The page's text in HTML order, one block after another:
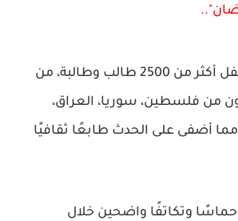
وقد شارك في الحفل أكثر من 2500 طالب وطالبة، من
من فلسطين، سوريا، العراق،
مما أضفى على الحدث طابعًا ثقافيًا
وتكاتفًا واضحين خلال